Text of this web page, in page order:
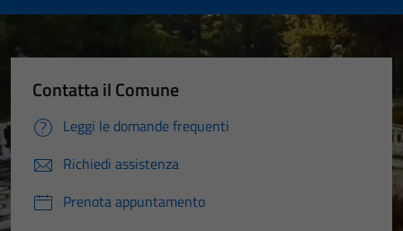
Contatta il Comune
Leggi le domande frequenti
Richiedi assistenza
Prenota appuntamento